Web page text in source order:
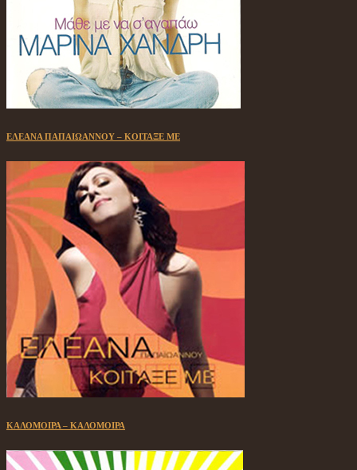
ΕΛΕΑΝΑ ΠΑΠΑΙΩΑΝΝΟΥ – ΚΟΙΤΑΞΕ ΜΕ
ΚΑΛΟΜΟΙΡΑ – ΚΑΛΟΜΟΙΡΑ